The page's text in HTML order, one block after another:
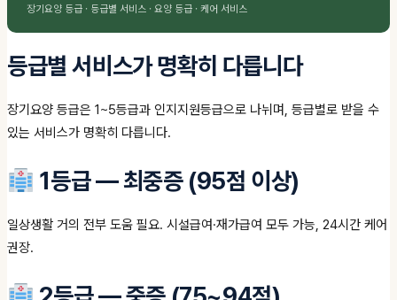
장기요양 등급 · 등급별 서비스 · 요양 등급 · 케어 서비스
등급별 서비스가 명확히 다릅니다
장기요양 등급은 1~5등급과 인지지원등급으로 나뉘며, 등급별로 받을 수
있는 서비스가 명확히 다릅니다.
1등급 — 최중증 (95점 이상)
일상생활 거의 전부 도움 필요. 시설급여·재가급여 모두 가능, 24시간 케어
권장.